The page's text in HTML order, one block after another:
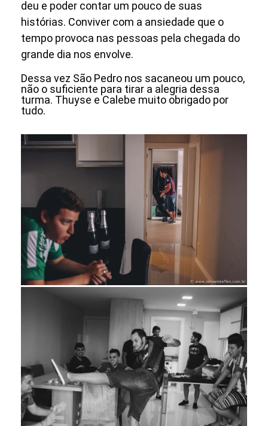
deu e poder contar um pouco de suas
histórias. Conviver com a ansiedade que o
tempo provoca nas pessoas pela chegada do
grande dia nos envolve.
Dessa vez São Pedro nos sacaneou um pouco,
não o suficiente para tirar a alegria dessa
turma. Thuyse e Calebe muito obrigado por
tudo.